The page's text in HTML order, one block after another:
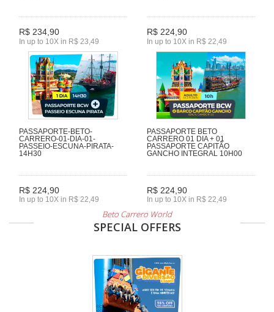
R$ 234,90
In up to 10X in R$ 23,49
R$ 224,90
In up to 10X in R$ 22,49
PASSAPORTE-BETO-
CARRERO-01-DIA-01-
PASSEIO-ESCUNA-PIRATA-
14H30
R$ 224,90
In up to 10X in R$ 22,49
PASSAPORTE BETO
CARRERO 01 DIA + 01
PASSAPORTE CAPITÃO
GANCHO INTEGRAL 10H00
R$ 224,90
In up to 10X in R$ 22,49
Beto Carrero World
SPECIAL OFFERS